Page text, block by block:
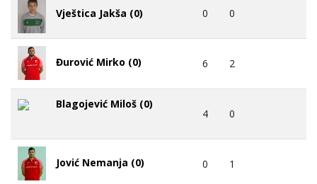
Vještica Jakša (0) 0 0
Đurović Mirko (0) 6 2
Blagojević Miloš (0)
4 0
Jović Nemanja (0) 0 1